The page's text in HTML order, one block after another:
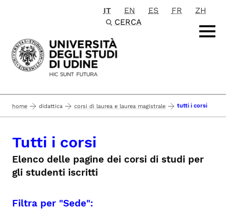
Passa al contenuto principale
IT EN ES FR
ZH
CERCA
home didattica corsi di laurea e laurea magistrale tutti i corsi
Tutti i corsi
Elenco delle pagine dei corsi di studi per
gli studenti iscritti
Filtra per "Sede":